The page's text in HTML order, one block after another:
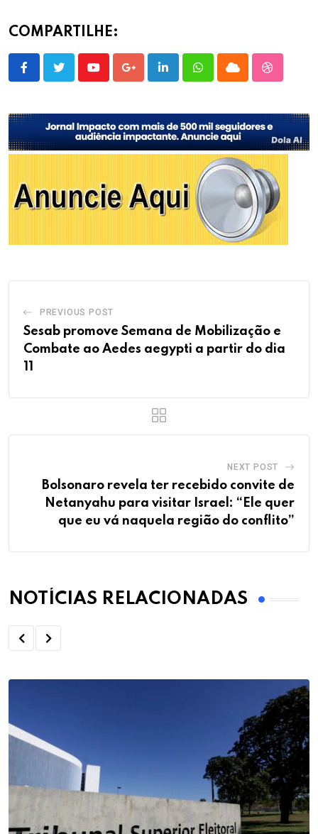
COMPARTILHE:
YoutubeGoogle+LinkedInWhatsappCloud
PREVIOUS POST
Sesab promove Semana de Mobilização e
Combate ao Aedes aegypti a partir do dia
11
NEXT POST
Bolsonaro revela ter recebido convite de
Netanyahu para visitar Israel: “Ele quer
que eu vá naquela região do conflito”
NOTÍCIAS RELACIONADAS